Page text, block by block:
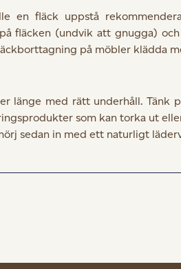
en fläck uppstå
fläcken (undvik att gnugga)
på möbler klädda
länge med rätt underhåll.
som kan torka ut
sedan in med ett naturligt